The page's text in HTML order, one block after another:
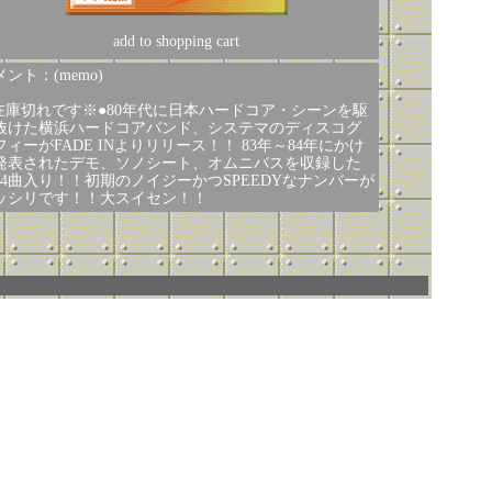
add to shopping cart
ント：(memo)
切れです※●80年代に日本ハードコア・シーンを駆
けた横浜ハードコアバンド、システマのディスコグ
ィーがFADE INよりリリース！！ 83年～84年にかけ
表されたデモ、ソノシート、オムニバスを収録した
曲入り！！初期のノイジーかつSPEEDYなナンバーが
シリです！！大スイセン！！